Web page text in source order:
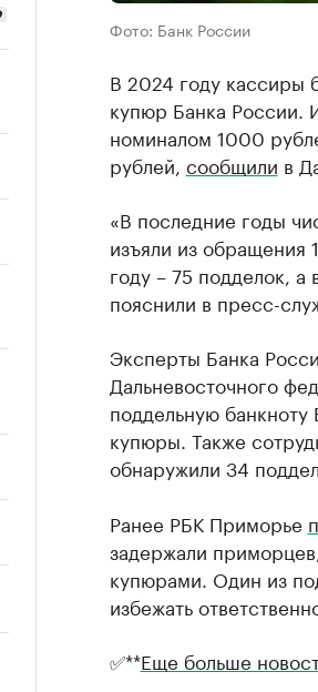
Фото: Банк России
В 2024 году кассиры
купюр Банка России.
номиналом 1000
рублей, сообщили в
«В последние годы
изъяли из обращения
году – 75 подделок,
пояснили в пресс-
Эксперты Банка
Дальневосточного
поддельную
купюры. Также
обнаружили 34
Ранее РБК Приморье
задержали
купюрами. Один из
избежать
✅**Еще больше